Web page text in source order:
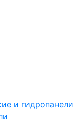
и гидропанели